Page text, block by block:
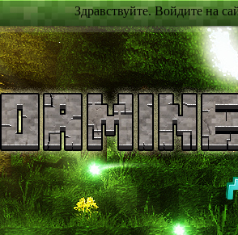
Здравствуйте. Войдите на